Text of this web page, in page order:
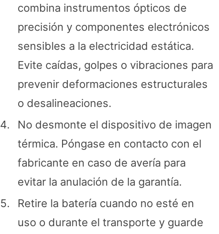
combina instrumentos ópticos de
precisión y componentes electrónicos
sensibles a la electricidad estática.
Evite caídas, golpes o vibraciones para
prevenir deformaciones estructurales
o desalineaciones.
No desmonte el dispositivo de imagen
térmica. Póngase en contacto con el
fabricante en caso de avería para
evitar la anulación de la garantía.
Retire la batería cuando no esté en
uso o durante el transporte y guarde